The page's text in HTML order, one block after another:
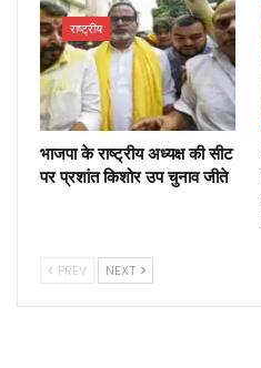
राष्ट्रीय
भाजपा के राष्ट्रीय अध्यक्ष की सीट
पर प्रशांत किशोर उप चुनाव जीते
PREV NEXT